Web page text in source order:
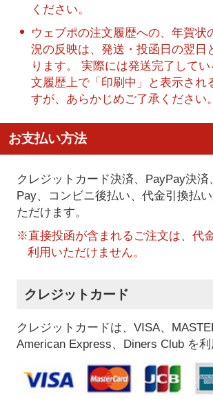
ください。
ウェブポの注文履歴への、年賀状
況の反映は、発送・投函日の翌日
ります。 実際には発送完了して
文履歴上で「印刷中」と表示され
すが、あらかじめご了承ください。
お支払い方法
クレジットカード決済、PayPay決済
Pay、コンビニ後払い、代金引換払い
ただけます。
※直接投函が含まれるご注文は、代
利用いただけません。
クレジットカード
クレジットカードは、VISA、
American Express、Diners Club を利